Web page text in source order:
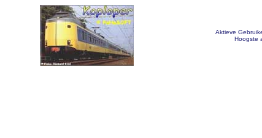
Aktieve
Hoogste